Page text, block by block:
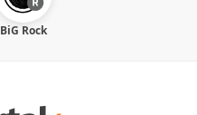
BiG Rock